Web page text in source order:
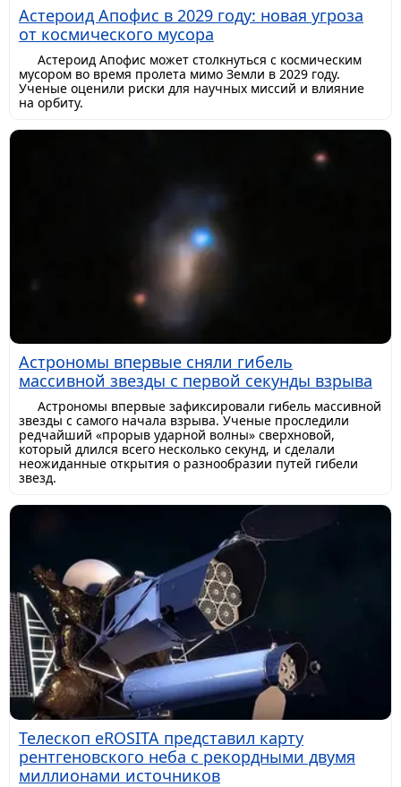
Астероид Апофис в 2029 году: новая угроза
от космического мусора
Астероид Апофис может столкнуться с космическим
мусором во время пролета мимо Земли в 2029 году.
Ученые оценили риски для научных миссий и влияние
на орбиту.
Астрономы впервые сняли гибель
массивной звезды с первой секунды взрыва
Астрономы впервые зафиксировали гибель массивной
звезды с самого начала взрыва. Ученые проследили
редчайший «прорыв ударной волны» сверхновой,
который длился всего несколько секунд, и сделали
неожиданные открытия о разнообразии путей гибели
звезд.
Телескоп eROSITA представил карту
рентгеновского неба с рекордными двумя
миллионами источников